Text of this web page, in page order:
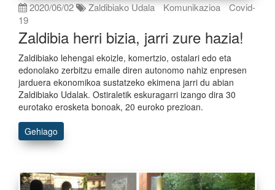
2020/06/02 Zaldibiako Udala Komunikazioa
Covid-
19
Zaldibia herri bizia, jarri zure hazia!
Zaldibiako lehengai ekoizle, komertzio, ostalari edo eta
edonolako zerbitzu emaile diren autonomo nahiz enpresen
jarduera ekonomikoa sustatzeko ekimena jarri du abian
Zaldibiako Udalak. Ostiraletik eskuragarri izango dira 30
eurotako erosketa bonoak, 20 euroko prezioan.
Gehiago